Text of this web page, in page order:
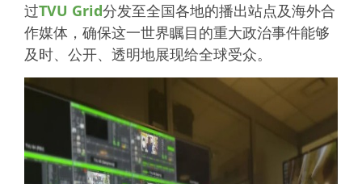
过TVU Grid分发至全国各地的播出站点及海外合
作媒体，确保这一世界瞩目的重大政治事件能够
及时、公开、透明地展现给全球受众。